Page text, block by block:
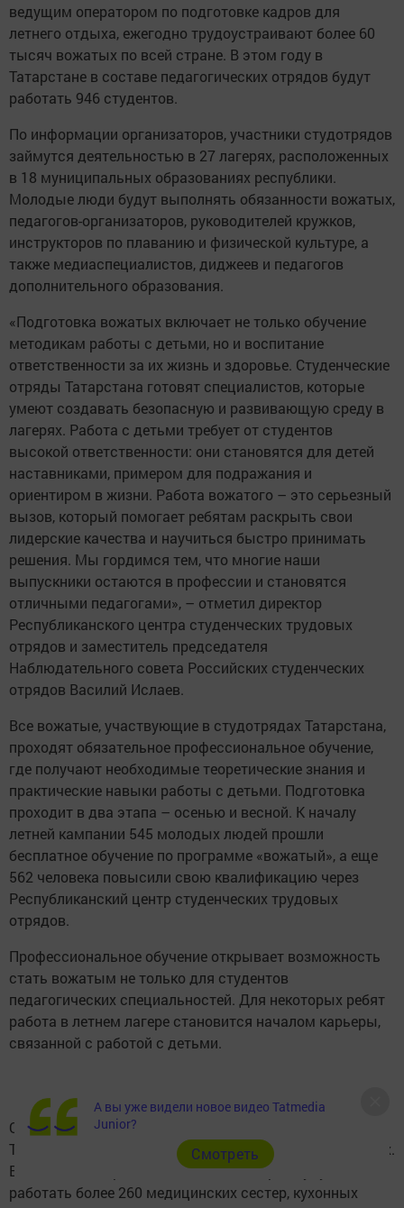
ведущим оператором по подготовке кадров для
летнего отдыха, ежегодно трудоустраивают более 60
тысяч вожатых по всей стране. В этом году в
Татарстане в составе педагогических отрядов будут
работать 946 студентов.
По информации организаторов, участники студотрядов
займутся деятельностью в 27 лагерях, расположенных
в 18 муниципальных образованиях республики.
Молодые люди будут выполнять обязанности вожатых,
педагогов-организаторов, руководителей кружков,
инструкторов по плаванию и физической культуре, а
также медиаспециалистов, диджеев и педагогов
дополнительного образования.
«Подготовка вожатых включает не только обучение
методикам работы с детьми, но и воспитание
ответственности за их жизнь и здоровье. Студенческие
отряды Татарстана готовят специалистов, которые
умеют создавать безопасную и развивающую среду в
лагерях. Работа с детьми требует от студентов
высокой ответственности: они становятся для детей
наставниками, примером для подражания и
ориентиром в жизни. Работа вожатого – это серьезный
вызов, который помогает ребятам раскрыть свои
лидерские качества и научиться быстро принимать
решения. Мы гордимся тем, что многие наши
выпускники остаются в профессии и становятся
отличными педагогами», – отметил директор
Республиканского центра студенческих трудовых
отрядов и заместитель председателя
Наблюдательного совета Российских студенческих
отрядов Василий Ислаев.
Все вожатые, участвующие в студотрядах Татарстана,
проходят обязательное профессиональное обучение,
где получают необходимые теоретические знания и
практические навыки работы с детьми. Подготовка
проходит в два этапа – осенью и весной. К началу
летней кампании 545 молодых людей прошли
бесплатное обучение по программе «вожатый», а еще
562 человека повысили свою квалификацию через
Республиканский центр студенческих трудовых
отрядов.
Профессиональное обучение открывает возможность
стать вожатым не только для студентов
педагогических специальностей. Для некоторых ребят
работа в летнем лагере становится началом карьеры,
связанной с работой с детьми.
Организаторы также сообщили, что студотряды
Татарстана участвуют в подготовке не только вожатых.
В течение четырех летних смен в лагерях будут
работать более 260 медицинских сестер, кухонных
А вы уже видели новое видео Tatmedia
Junior?
Cмотреть